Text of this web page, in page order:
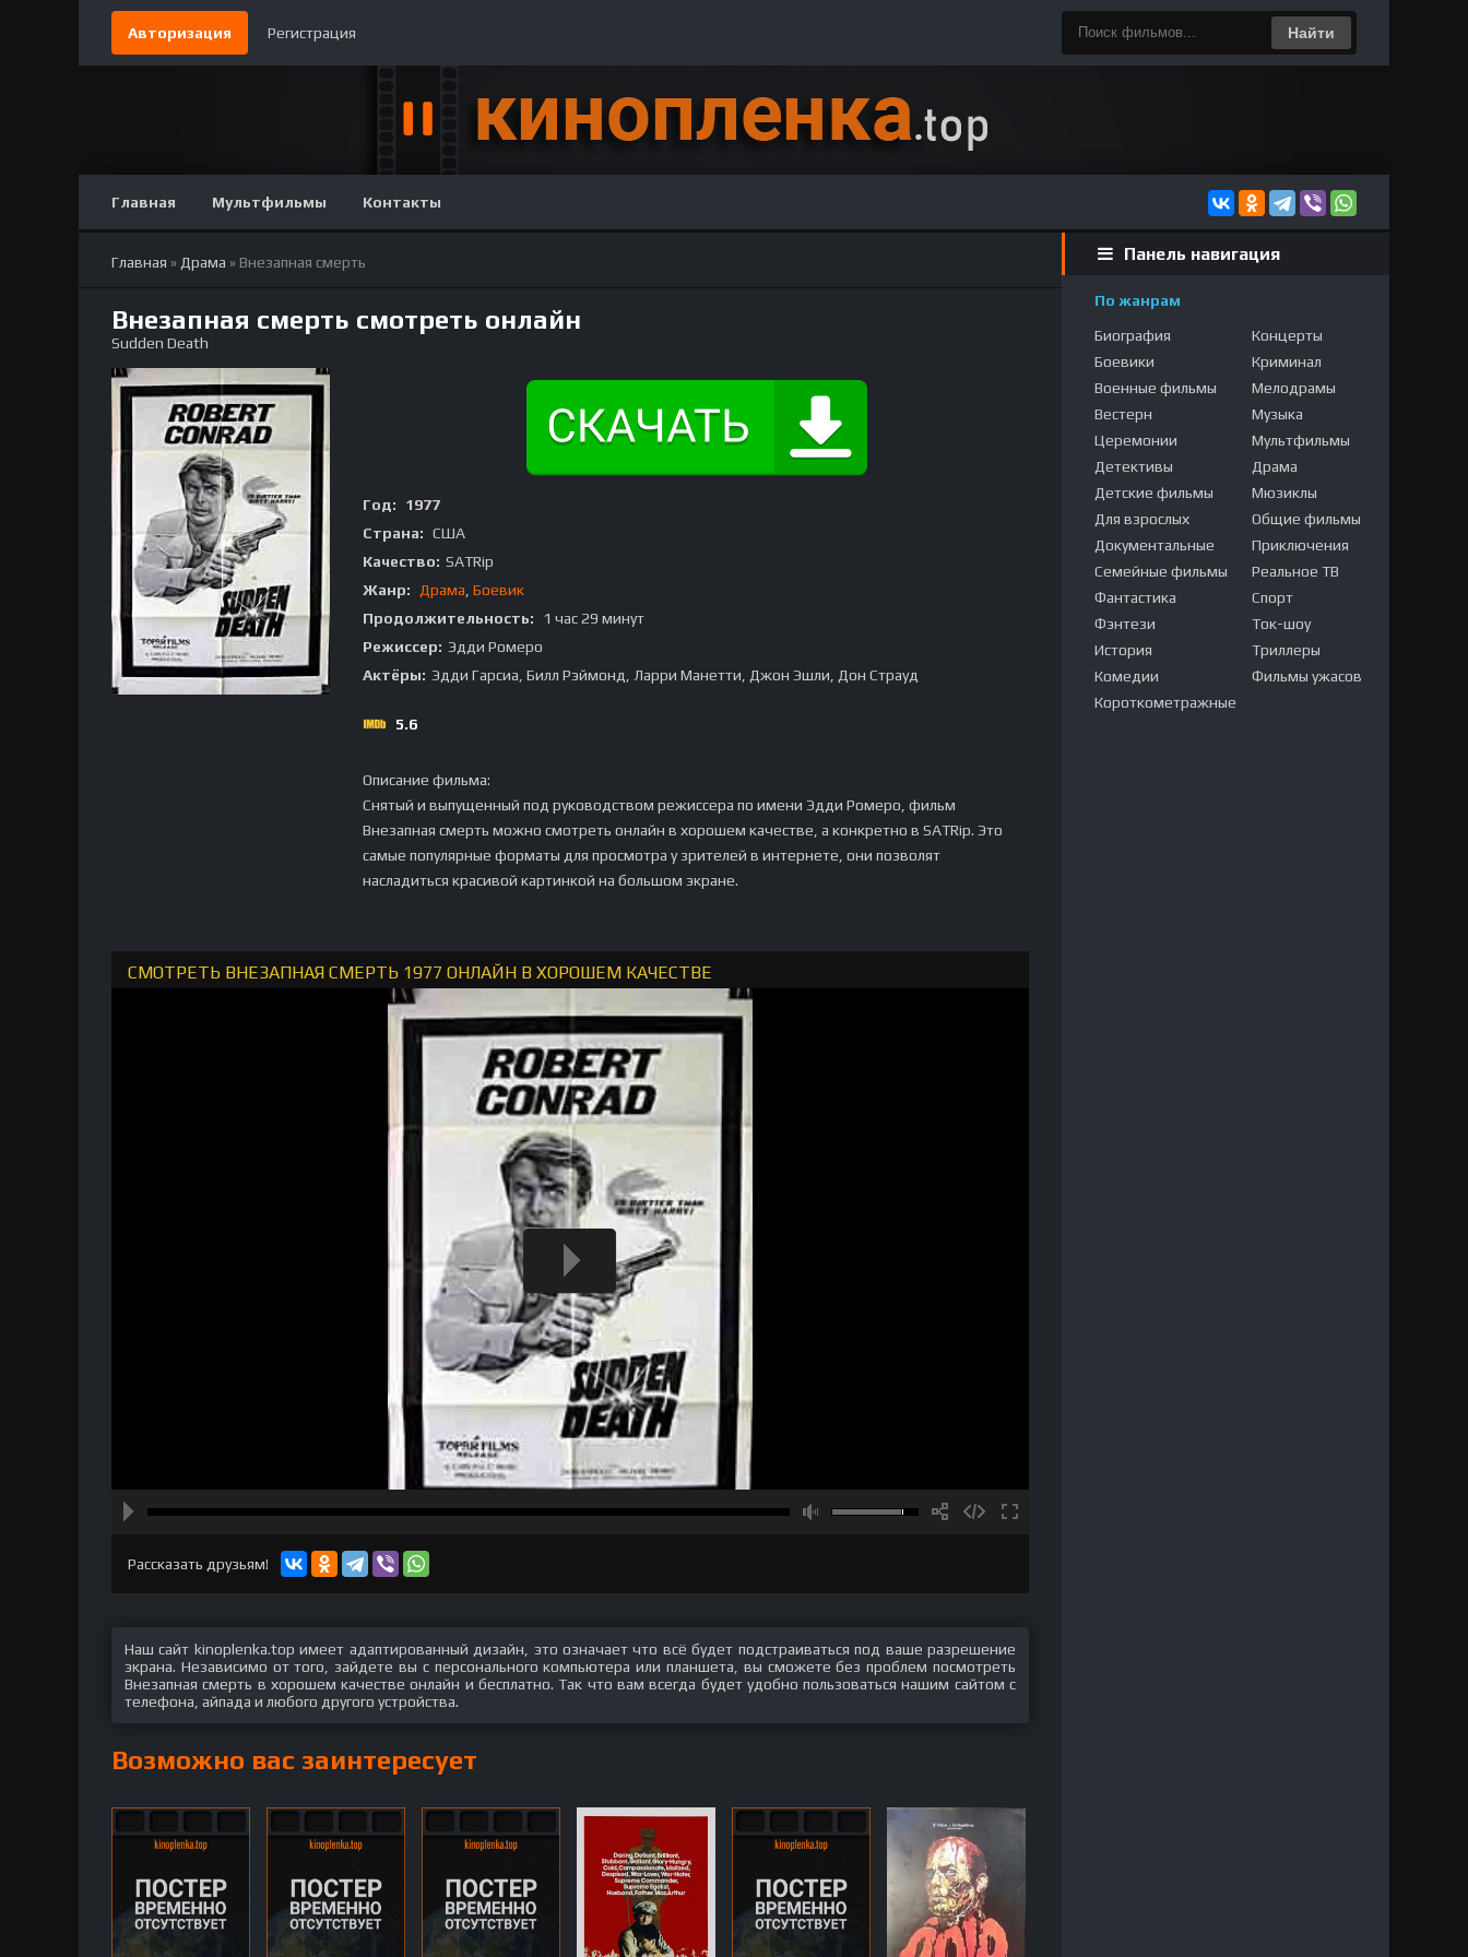
Авторизация Регистрация Найти
Главная Мультфильмы Контакты
Главная » Драма » Внезапная смерть
Внезапная смерть смотреть онлайн
Sudden Death
Год:
1977
Страна: США
Качество: SATRip
Жанр:
Драма Боевик
Продолжительность:
1 час 29 минут
Режиссер: Эдди Ромеро
Актёры: Эдди Гарсиа, Билл Рэймонд, Ларри Манетти, Джон Эшли, Дон Страуд
5.6
Описание фильма:
Снятый и выпущенный под руководством режиссера по имени Эдди Ромеро, фильм
Внезапная смерть можно смотреть онлайн в хорошем качестве, а конкретно в SATRip. Это
самые популярные форматы для просмотра у зрителей в интернете, они позволят
насладиться красивой картинкой на большом экране.
СМОТРЕТЬ ВНЕЗАПНАЯ СМЕРТЬ 1977 ОНЛАЙН В ХОРОШЕМ КАЧЕСТВЕ
Рассказать друзьям!
Наш сайт kinoplenka.top имеет адаптированный дизайн, это означает что всё будет подстраиваться под ваше разрешение
экрана. Независимо от того, зайдете вы с персонального компьютера или планшета, вы сможете без проблем посмотреть
Внезапная смерть в хорошем качестве онлайн и бесплатно. Так что вам всегда будет удобно пользоваться нашим сайтом с
телефона, айпада и любого другого устройства.
Возможно вас заинтересует
Панель навигация
По жанрам
Биография
Боевики
Военные фильмы
Вестерн
Церемонии
Детективы
Детские фильмы
Для взрослых
Документальные
Семейные фильмы
Фантастика
Фэнтези
История
Комедии
Короткометражные
Концерты
Криминал
Мелодрамы
Музыка
Мультфильмы
Драма
Мюзиклы
Общие фильмы
Приключения
Реальное ТВ
Спорт
Ток-шоу
Триллеры
Фильмы ужасов